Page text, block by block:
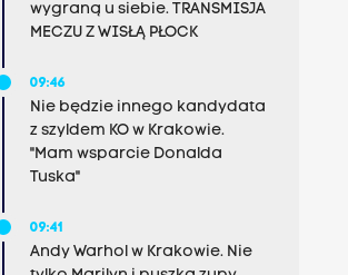
wygraną u siebie. TRANSMISJA
MECZU Z WISŁĄ PŁOCK
09:46
Nie będzie innego kandydata
z szyldem KO w Krakowie.
"Mam wsparcie Donalda
Tuska"
09:41
Andy Warhol w Krakowie. Nie